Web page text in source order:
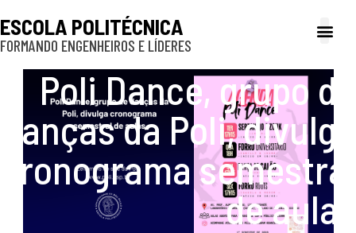
ESCOLA POLITÉCNICA
FORMANDO ENGENHEIROS E LÍDERES
Poli Dance, grupo de
danças da Poli, divulga
cronograma semestral
de aulas